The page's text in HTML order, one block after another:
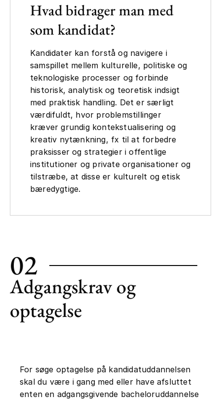
Hvad bidrager man med
som kandidat?
Kandidater kan forstå og navigere i
samspillet mellem kulturelle, politiske og
teknologiske processer og forbinde
historisk, analytisk og teoretisk indsigt
med praktisk handling. Det er særligt
værdifuldt, hvor problemstillinger
kræver grundig kontekstualisering og
kreativ nytænkning, fx til at forbedre
praksisser og strategier i offentlige
institutioner og private organisationer og
tilstræbe, at disse er kulturelt og etisk
bæredygtige.
02
Adgangskrav og
optagelse
For søge optagelse på kandidatuddannelsen
skal du være i gang med eller have afsluttet
enten en adgangsgivende bacheloruddannelse